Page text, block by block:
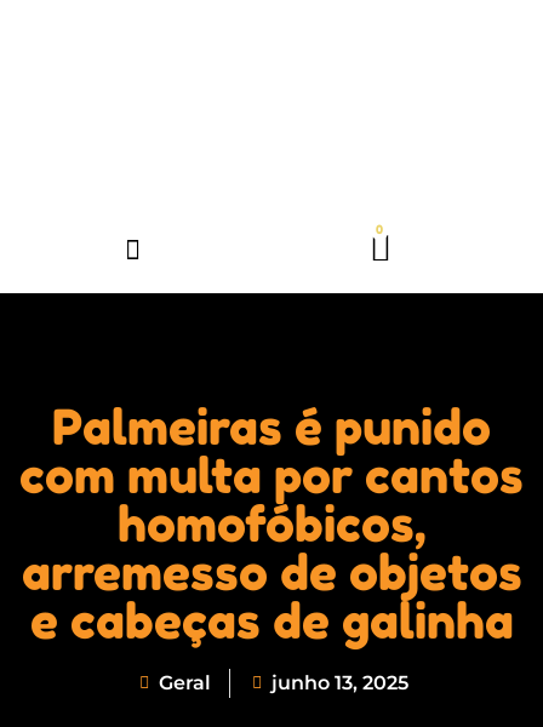
Palmeiras é punido
com multa por cantos
homofóbicos,
arremesso de objetos
e cabeças de galinha
Geral junho 13, 2025